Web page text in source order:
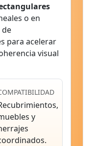
o en
de
para acelerar
visual
y